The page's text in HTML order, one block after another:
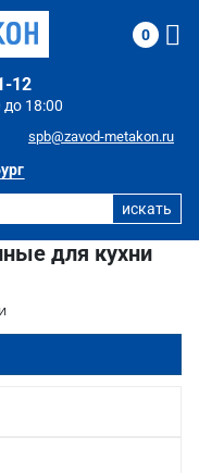
18:00
12
spb@zavod-metakon.ru
0
для кухни